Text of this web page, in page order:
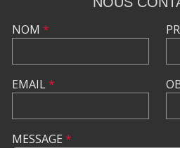
NOM *
EMAIL*
MESSAGE *